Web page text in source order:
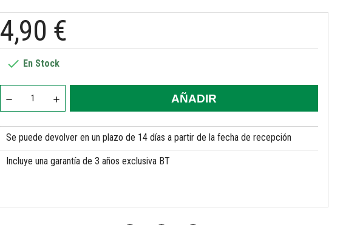
4,90 €
 En Stock
AÑADIR
Se puede devolver en un plazo de 14 días a partir de la fecha de recepción
Incluye una garantía de 3 años exclusiva BT